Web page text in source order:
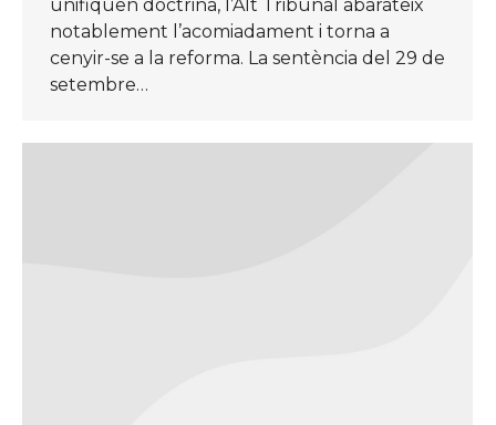
unifiquen doctrina, l’Alt Tribunal abarateix
notablement l’acomiadament i torna a
cenyir-se a la reforma. La sentència del 29 de
setembre…